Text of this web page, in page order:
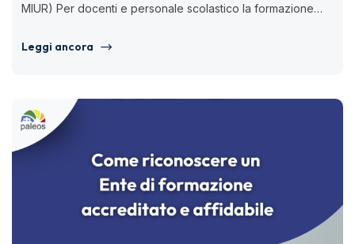
MIUR) Per docenti e personale scolastico la formazione
Leggi ancora